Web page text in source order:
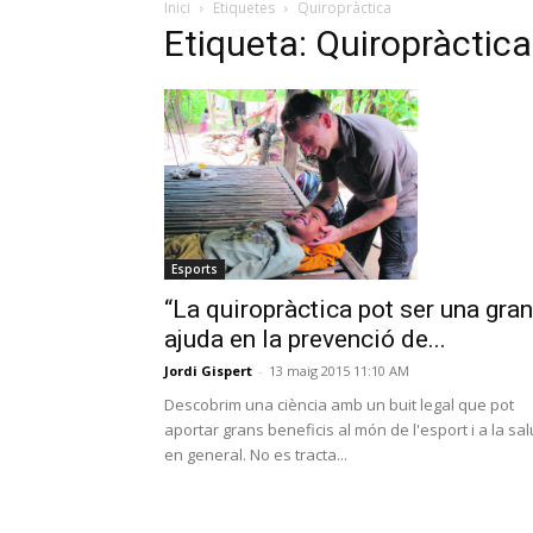
Inici Etiquetes Quiropràctica
Etiqueta: Quiropràctica
Esports
“La quiropràctica pot ser una gran
ajuda en la prevenció de...
Jordi Gispert - 13 maig 2015 11:10 AM
Descobrim una ciència amb un buit legal que pot
aportar grans beneficis al món de l'esport i a la
en general. No es tracta...